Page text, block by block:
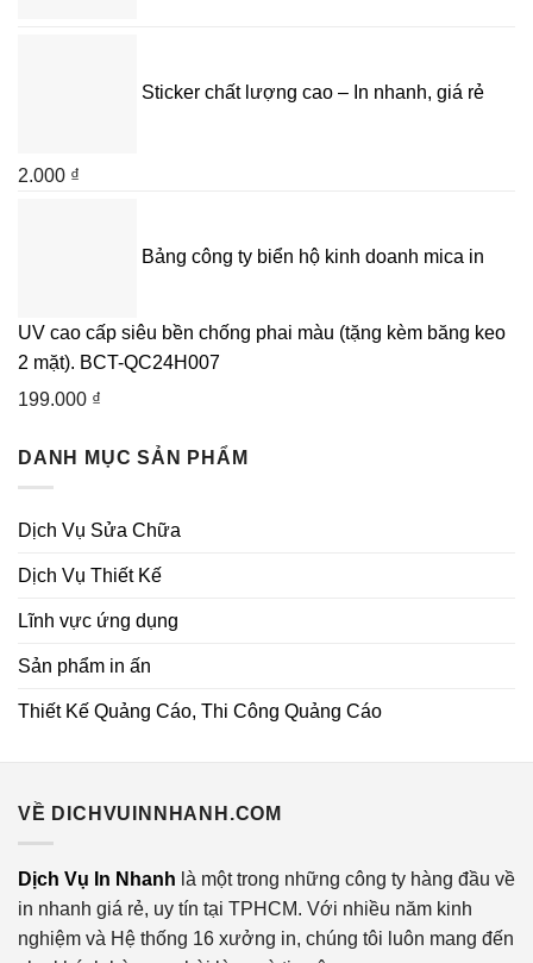
Sticker chất lượng cao – In nhanh, giá rẻ
2.000 ₫
Bảng công ty biển hộ kinh doanh mica in
UV cao cấp siêu bền chống phai màu (tặng kèm băng keo
2 mặt). BCT-QC24H007
199.000 ₫
DANH MỤC SẢN PHẨM
Dịch Vụ Sửa Chữa
Dịch Vụ Thiết Kế
Lĩnh vực ứng dụng
Sản phẩm in ấn
Thiết Kế Quảng Cáo, Thi Công Quảng Cáo
VỀ DICHVUINNHANH.COM
Dịch Vụ In Nhanh là một trong những công ty hàng đầu về
in nhanh giá rẻ, uy tín tại TPHCM. Với nhiều năm kinh
nghiệm và Hệ thống 16 xưởng in, chúng tôi luôn mang đến